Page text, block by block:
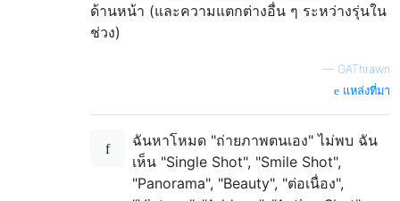
ด้านหน้า (และความแตกต่างอื่น ๆ ระหว่างรุ่นใน
ช่วง)
— GAThrawn
แหล่งที่มา
ฉันหาโหมด "ถ่ายภาพตนเอง" ไม่พบ ฉัน
เห็น "Single Shot", "Smile Shot",
"Panorama", "Beauty", "ต่อเนื่อง",